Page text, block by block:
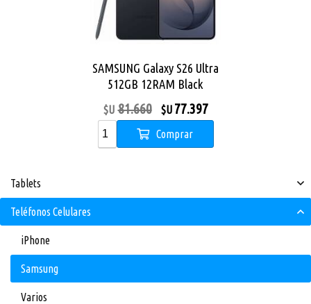
Tablets
Teléfonos Celulares
iPhone
Samsung
Varios
SAMSUNG Galaxy S26 Ultra
512GB 12RAM Black
$U 81.660 $U 77.397
Comprar